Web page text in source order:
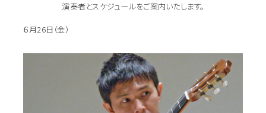
演奏者とスケジュールをご案内いたします。
６月26日（金）